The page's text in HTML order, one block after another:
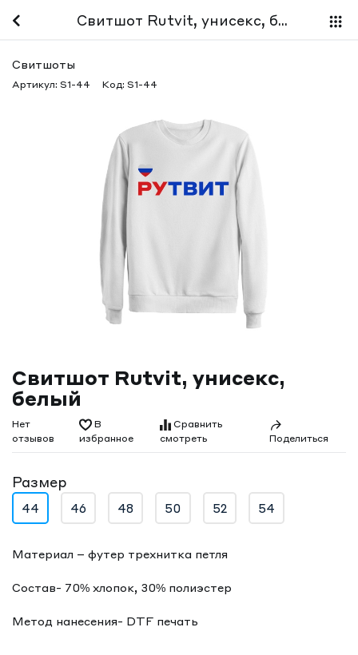
Свитшот Rutvit, унисекс, белый
Свитшоты
Артикул: S1-44 Код: S1-44
Свитшот Rutvit, унисекс,
белый
Нет
отзывов
В
избранное
Сравнить
смотреть
Поделиться
Размер
44 46 48 50 52 54
Материал – футер трехнитка петля
Состав- 70% хлопок, 30% полиэстер
Метод нанесения- DTF печать